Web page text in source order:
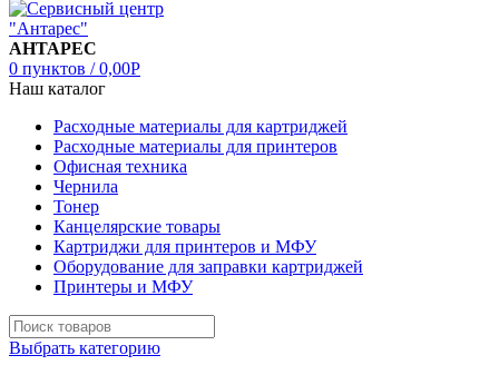
АНТАРЕС
0 пунктов / 0,00Р
Наш каталог
Расходные материалы для картриджей
Расходные материалы для принтеров
Офисная техника
Чернила
Тонер
Канцелярские товары
Картриджи для принтеров и МФУ
Оборудование для заправки картриджей
Принтеры и МФУ
Выбрать категорию